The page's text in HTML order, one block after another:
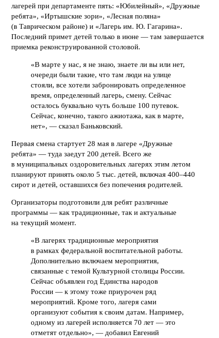
лагерей при департаменте пять: «Юбилейный», «Дружные
ребята», «Иртышские зори», «Лесная поляна»
(в Таврическом районе) и «Лагерь им. Ю. Гагарина».
Последний примет детей только в июне — там завершается
приемка реконструированной столовой.
«В марте у нас, я не знаю, знаете ли вы или нет,
очереди были такие, что там люди на улице
стояли, все хотели забронировать определенное
время, определенный лагерь, смену. Сейчас
осталось буквально чуть больше 100 путевок.
Сейчас, конечно, такого ажиотажа, как в марте,
нет», — сказал Баньковский.
Первая смена стартует 28 мая в лагере «Дружные
ребята» — туда заедут 200 детей. Всего же
в муниципальных оздоровительных лагерях этим летом
планируют принять около 5 тыс. детей, включая 400–440
сирот и детей, оставшихся без попечения родителей.
Организаторы подготовили для ребят различные
программы — как традиционные, так и актуальные
на текущий момент.
«В лагерях традиционные мероприятия
в рамках федеральной воспитательной работы.
Дополнительно включаем мероприятия,
связанные с темой Культурной столицы России.
Сейчас объявлен год Единства народов
России — к этому тоже приурочен ряд
мероприятий. Кроме того, лагеря сами
организуют события к своим датам. Например,
одному из лагерей исполняется 70 лет — это
отметят отдельно», — добавил Евгений